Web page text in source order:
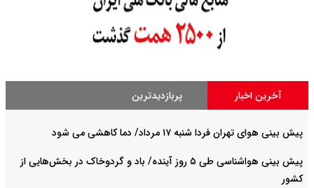
آخرین اخبار پربازدیدترین
پیش بینی هوای تهران فردا شنبه ۱۷ مرداد/ دما کاهشی می شود
پیش بینی هواشناسی طی ۵ روز آینده/ باد و گردوخاک در بخش‌هایی از
کشور